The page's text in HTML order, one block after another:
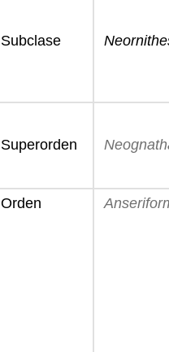
Subclase
Superorden
Orden